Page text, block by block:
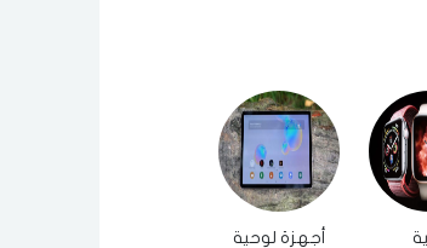
أجهزة لوحية